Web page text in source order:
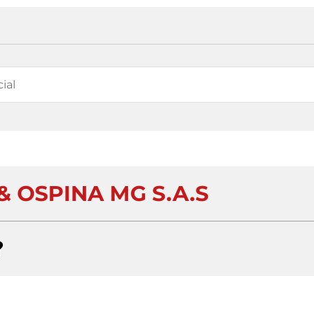
OSPINA MG S.A.S